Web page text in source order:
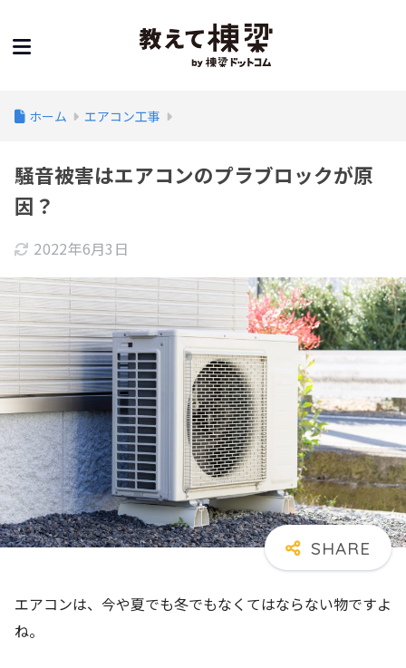
ホーム エアコン工事
騒音被害はエアコンのプラブロックが原
因？
2022年6月3日
エアコンは、今や夏でも冬でもなくてはならない物ですよ
ね。